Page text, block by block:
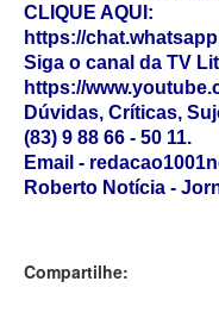
CLIQUE AQUI:
https://
Siga o canal da TV
https://
Dúvidas, Críticas,
(83) 9 88 66 - 50 11.
Email -
Roberto Notícia -
Compartilhe: